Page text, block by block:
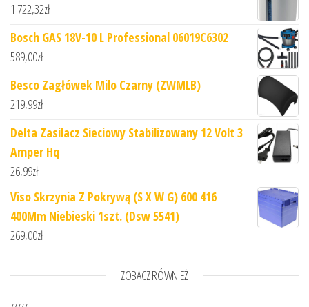
1 722,32zł
Bosch GAS 18V-10 L Professional 06019C6302
589,00zł
Besco Zagłówek Milo Czarny (ZWMLB)
219,99zł
Delta Zasilacz Sieciowy Stabilizowany 12 Volt 3
Amper Hq
26,99zł
Viso Skrzynia Z Pokrywą (S X W G) 600 416
400Mm Niebieski 1szt. (Dsw 5541)
269,00zł
ZOBACZ RÓWNIEŻ